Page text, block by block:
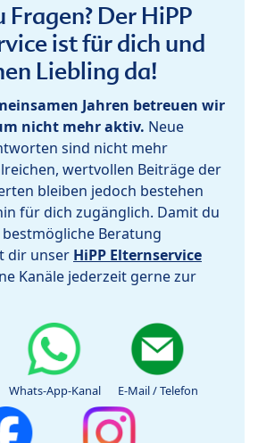
Fragen? Der HiPP
ist für dich und
Liebling da!
Jahren betreuen wir
nicht mehr aktiv. Neue
sind nicht mehr
wertvollen Beiträge der
bleiben jedoch bestehen
für dich zugänglich. Damit du
Beratung
dir unser HiPP Elternservice
Kanäle jederzeit gerne zur
Whats-App-Kanal E-Mail / Telefon